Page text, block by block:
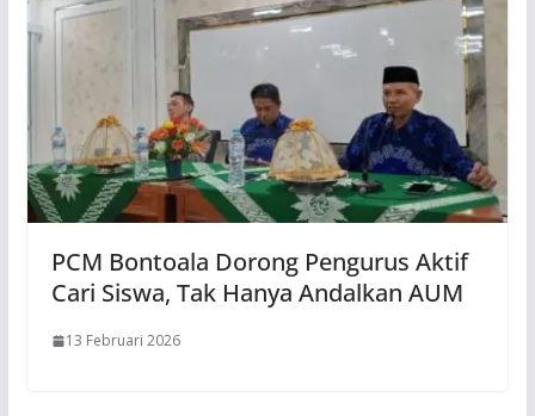
PCM Bontoala Dorong Pengurus Aktif
Cari Siswa, Tak Hanya Andalkan AUM
13 Februari 2026